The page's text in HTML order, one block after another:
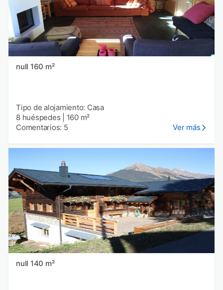
null 160 m²
Tipo de alojamiento: Casa
8 huéspedes
160 m²
Comentarios: 5
Ver más
null 140 m²